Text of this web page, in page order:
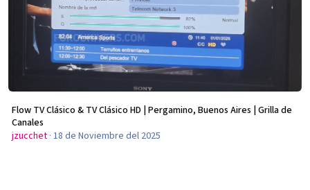
Flow TV Clásico & TV Clásico HD | Pergamino, Buenos Aires | Grilla de
Canales
jzucchet· 18 de Noviembre del 2025